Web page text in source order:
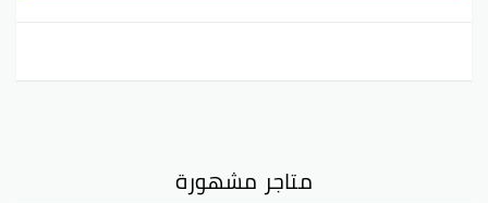
متاجر مشهورة